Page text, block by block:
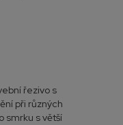
řezivo s
při různých
smrku s větší